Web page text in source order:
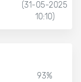
(31-05-2025
10:10)
93%